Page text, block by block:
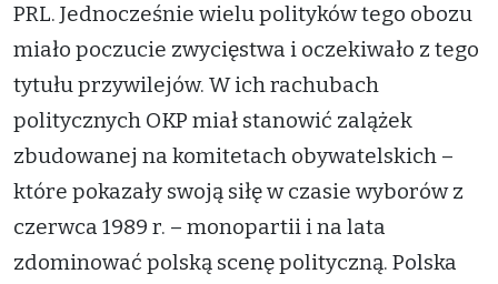
PRL. Jednocześnie wielu polityków tego obozu
miało poczucie zwycięstwa i oczekiwało z tego
tytułu przywilejów. W ich rachubach
politycznych OKP miał stanowić zalążek
zbudowanej na komitetach obywatelskich –
które pokazały swoją siłę w czasie wyborów z
czerwca 1989 r. – monopartii i na lata
zdominować polską scenę polityczną. Polska